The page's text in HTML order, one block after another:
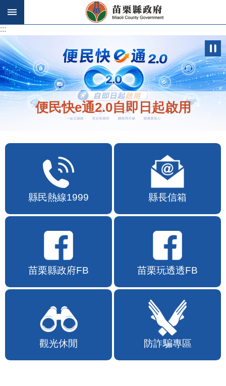
跳到主要內容區塊
:::
:::
便民快e通2.0自即日起啟用
縣民熱線1999 縣長信箱
苗栗縣政府FB 苗栗玩透透FB
觀光休閒 防詐騙專區